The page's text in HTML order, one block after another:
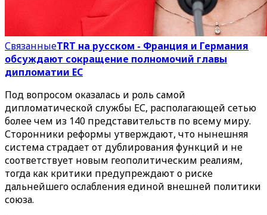
СвязанныеTRT на русском - Франция и Германия
обсуждают сокращение полномочий главы
дипломатии ЕС
Под вопросом оказалась и роль самой
дипломатической службы ЕС, располагающей сетью
более чем из 140 представительств по всему миру.
Сторонники реформы утверждают, что нынешняя
система страдает от дублирования функций и не
соответствует новым геополитическим реалиям,
тогда как критики предупреждают о риске
дальнейшего ослабления единой внешней политики
союза.